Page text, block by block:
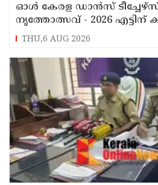
ഓൾ കേരള ഡാൻസ്
നൃത്തോത്സവ് - 2026 എട്ടിന്
THU,6 AUG 2026